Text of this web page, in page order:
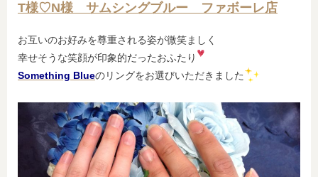
T様♡N様 サムシングブルー ファボーレ店
お互いのお好みを尊重される姿が微笑ましく
幸せそうな笑顔が印象的だったおふたり
Something Blueのリングをお選びいただきました